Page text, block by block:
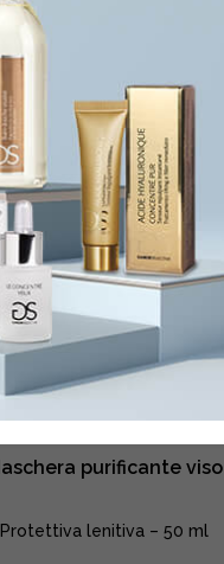
liftante
viso
purificante viso
Protettiva lenitiva – 50 ml